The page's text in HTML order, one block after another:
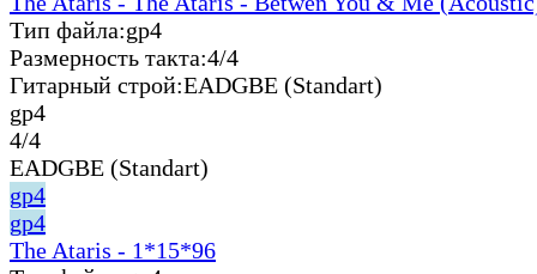
Тип файла:gp4
Размерность такта:4/4
Гитарный строй:EADGBE (Standart)
gp4
4/4
EADGBE (Standart)
gp4
gp4
The Ataris - 1*15*96